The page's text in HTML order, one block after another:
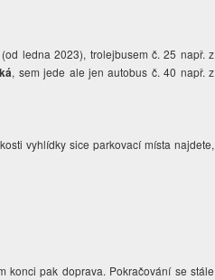
ledna 2023), trolejbusem č. 25 např. z
, sem jede ale jen autobus č. 40 např. z
vyhlídky sice parkovací místa najdete,
konci pak doprava. Pokračování se stále